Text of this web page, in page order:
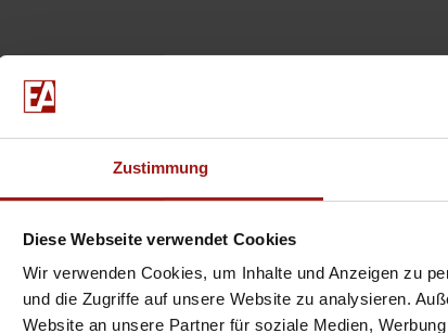
Zustimmung
Diese Webseite verwendet Cookies
Wir verwenden Cookies, um Inhalte und Anzeigen zu
und die Zugriffe auf unsere Website zu analysieren.
Website an unsere Partner für soziale Medien,
mail.de
mail.de
mail.de
Ford
Opel
am Flughafen – Dortmund
Ebbinghaus